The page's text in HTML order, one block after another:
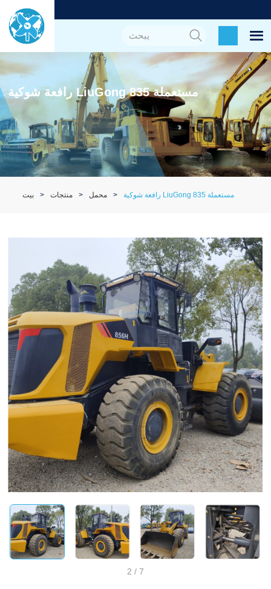
رافعة شوكية LiuGong 835 مستعملة
بيت منتجات محمل رافعة شوكية LiuGong 835 مستعملة
2 / 7